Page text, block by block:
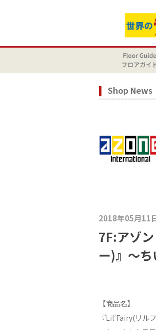
Shop News
2018年05月11
7F:アゾ
ー)』～
【商品名】
『Lil’Fairy(リル